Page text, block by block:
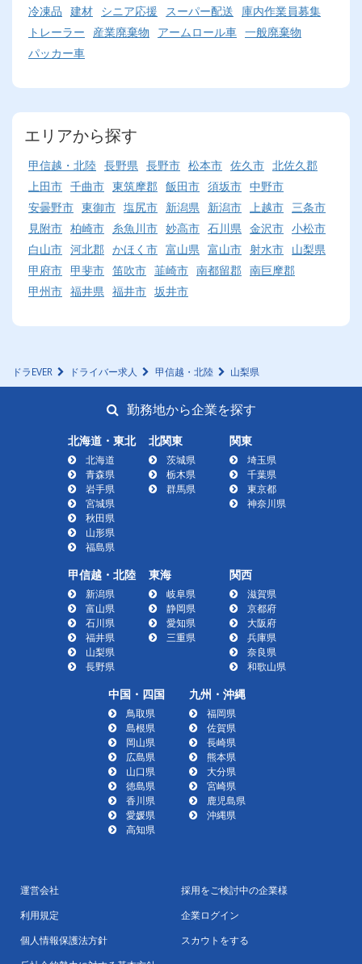
冷凍品 建材 シニア応援 スーパー配送
庫内作業員募集
トレーラー
産業廃棄物 アームロール車 一般廃棄物
パッカー車
エリアから探す
甲信越・北陸 長野県 長野市 松本市 佐久市 北佐久郡
上田市 千曲市 東筑摩郡 飯田市 須坂市 中野市
安曇野市 東御市 塩尻市 新潟県 新潟市 上越市 三条市
見附市 柏崎市 糸魚川市 妙高市 石川県 金沢市 小松市
白山市 河北郡 かほく市 富山県 富山市 射水市 山梨県
甲府市 甲斐市 笛吹市 韮崎市 南都留郡 南巨摩郡
甲州市 福井県 福井市 坂井市
ドラEVER ドライバー求人 甲信越・北陸 山梨県
勤務地から企業を探す
北海道・東北
北海道
青森県
岩手県
宮城県
秋田県
山形県
福島県
北関東
茨城県
栃木県
群馬県
関東
埼玉県
千葉県
東京都
神奈川県
甲信越・北陸
新潟県
富山県
石川県
福井県
山梨県
長野県
東海
岐阜県
静岡県
愛知県
三重県
関西
滋賀県
京都府
大阪府
兵庫県
奈良県
和歌山県
中国・四国
鳥取県
島根県
岡山県
広島県
山口県
徳島県
香川県
愛媛県
高知県
九州・沖縄
福岡県
佐賀県
長崎県
熊本県
大分県
宮崎県
鹿児島県
沖縄県
運営会社
利用規定
個人情報保護法方針
採用をご検討中の企業様
企業ログイン
スカウトをする